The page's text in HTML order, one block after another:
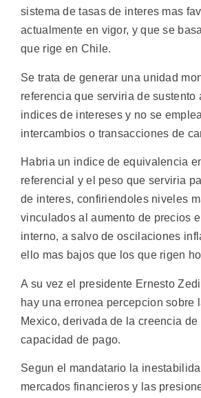
sistema de tasas de interes mas
actualmente en vigor, y que se
que rige en Chile.
Se trata de generar una unidad
referencia que serviria de sustento
indices de intereses y no se
intercambios o transacciones de
Habria un indice de equivalencia
referencial y el peso que serviria
de interes, confiriendoles niveles
vinculados al aumento de precios
interno, a salvo de oscilaciones
ello mas bajos que los que rigen
A su vez el presidente Ernesto
hay una erronea percepcion sobre
Mexico, derivada de la creencia
capacidad de pago.
Segun el mandatario la
mercados financieros y las